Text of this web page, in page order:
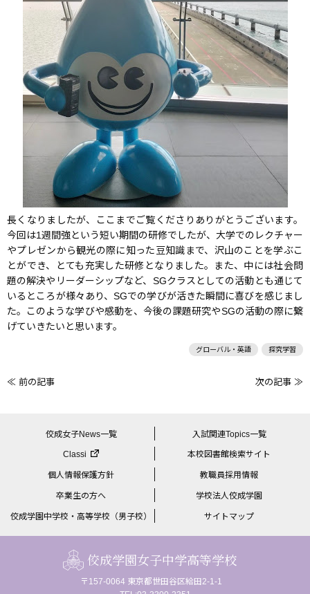
長くなりましたが、ここまでご覧くださりありがとうございます。
今回は1週間強という短い期間の研修でしたが、大学でのレクチャー
やプレゼンから観光の際に知った豆知識まで、沢山のことを学ぶこ
とができ、とても充実した研修となりました。また、中には社会問
題の解決やリーダーシップなど、SGクラスとしての活動とも通じて
いるところが様々あり、SGでの学びが活きた瞬間に喜びを感じまし
た。このような学びや感動を、今後の課題研究やSGの活動の際に繋
げていきたいと思います。
グローバル・英語 探究学習
前
の
リ
≪ 前の記事 次の記事 ≫
佼成女子News一覧 入試関連Topics一覧
Classi 本校図書館検索サイト
個人情報保護方針 教職員採用情報
卒業生の方へ 学校法人佼成学園
佼成学園中学校・高等学校（男子校） サイトマップ
佼成学園女子中学高等学校
〒157-0064 東京都世田谷区給田2-1-1